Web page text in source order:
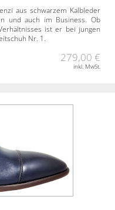
aus schwarzem Kalbleder
und auch im Business. Ob
ist er bei jungen
Nr. 1.
279,00 €
inkl. MwSt.